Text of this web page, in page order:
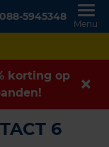
088-5945348
Menu
een
korting op
6